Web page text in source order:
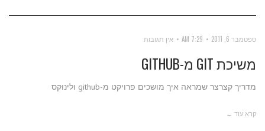
ספטמבר 6, 2011 7:29 AM אין תגובות
משיכת GIT מ-GITHUB
מדריך קצרצר שמראה איך מושכים פרויקט מ-github ולינוקס
קרא עוד ←